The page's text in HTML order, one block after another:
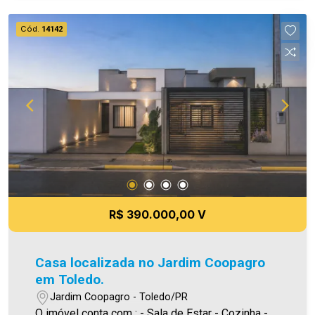
prestadas são verdadeiras, todavia, reservamo-
nos o direito de corrigir qualquer erro de
dos preços e imagens. Fotos meramente
ilustrativas.
Cód. 14142
R$ 390.000,00 V
Casa localizada no Jardim Coopagro
em Toledo.
Jardim Coopagro - Toledo/PR